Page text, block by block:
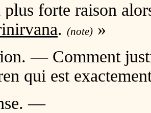
plus forte raison
. (note) »
— Comment
qui est
—